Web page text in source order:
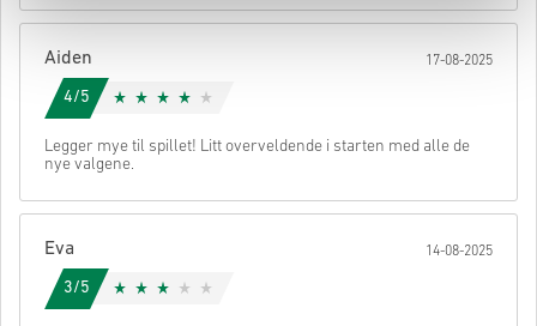
Når det er gjort, får du en e-post med en sikker lenke for å få
Aiden 17-08-2025
4/5
Legger mye til spillet! Litt overveldende i starten med alle de
nye valgene.
Eva 14-08-2025
3/5